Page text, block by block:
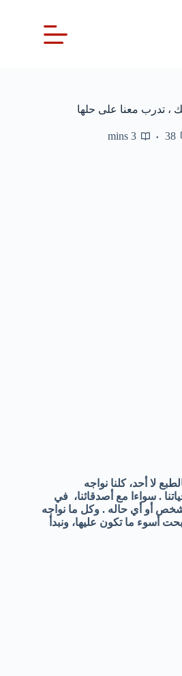
38
3 mins
لا أحد، كلنا نواجه
. سواءا مع أصدقائنا، في
شخص أو أي حاله . وكل ما نواجه
أسوء ما تكون عليها، ونبدأ